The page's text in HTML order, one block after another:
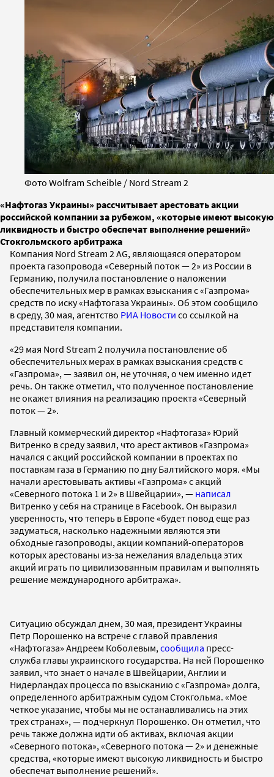
Фото Wolfram Scheible / Nord Stream 2
«Нафтогаз Украины» рассчитывает арестовать акции
российской компании за рубежом, «которые имеют высокую
ликвидность и быстро обеспечат выполнение решений»
Стокгольмского арбитража
Компания Nord Stream 2 AG, являющаяся оператором
проекта газопровода «Северный поток — 2» из России в
Германию, получила постановление о наложении
обеспечительных мер в рамках взыскания с «Газпрома»
средств по иску «Нафтогаза Украины». Об этом сообщило
в среду, 30 мая, агентство РИА Новости со ссылкой на
представителя компании.
«29 мая Nord Stream 2 получила постановление об
обеспечительных мерах в рамках взыскания средств с
«Газпрома», — заявил он, не уточняя, о чем именно идет
речь. Он также отметил, что полученное постановление
не окажет влияния на реализацию проекта «Северный
поток — 2».
Главный коммерческий директор «Нафтогаза» Юрий
Витренко в среду заявил, что арест активов «Газпрома»
начался с акций российской компании в проектах по
поставкам газа в Германию по дну Балтийского моря. «Мы
начали арестовывать активы «Газпрома» с акций
«Северного потока 1 и 2» в Швейцарии», — написал
Витренко у себя на странице в Facebook. Он выразил
уверенность, что теперь в Европе «будет повод еще раз
задуматься, насколько надежными являются эти
обходные газопроводы, акции компаний-операторов
которых арестованы из-за нежелания владельца этих
акций играть по цивилизованным правилам и выполнять
решение международного арбитража».
Ситуацию обсуждал днем, 30 мая, президент Украины
Петр Порошенко на встрече с главой правления
«Нафтогаза» Андреем Коболевым, сообщила пресс-
служба главы украинского государства. На ней Порошенко
заявил, что знает о начале в Швейцарии, Англии и
Нидерландах процесса по взысканию с «Газпрома» долга,
определенного арбитражным судом Стокгольма. «Мое
четкое указание, чтобы мы не останавливались на этих
трех странах», — подчеркнул Порошенко. Он отметил, что
речь также должна идти об активах, включая акции
«Северного потока», «Северного потока — 2» и денежные
средства, «которые имеют высокую ликвидность и быстро
обеспечат выполнение решений».